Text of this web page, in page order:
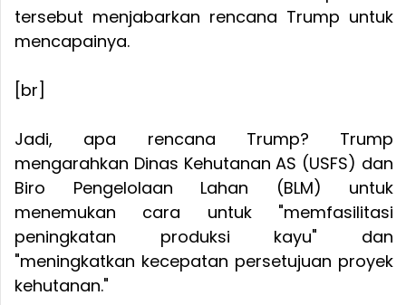
tersebut menjabarkan rencana Trump untuk
mencapainya.
[br]
Jadi, apa rencana Trump? Trump
mengarahkan Dinas Kehutanan AS (USFS) dan
Biro Pengelolaan Lahan (BLM) untuk
menemukan cara untuk "memfasilitasi
peningkatan produksi kayu" dan
"meningkatkan kecepatan persetujuan proyek
kehutanan."